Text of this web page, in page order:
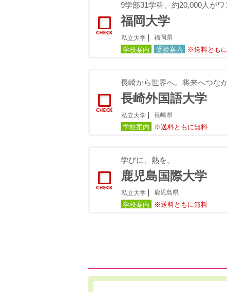
9学部31学科、約20,000人が
福岡大学
私立大学 福岡県
学校案内 受験案内 ※送料とも
長崎から世界へ。将来へつなが
長崎外国語大学
私立大学 長崎県
学校案内 ※送料ともに無料
学びに、熱を。
鹿児島国際大学
私立大学 鹿児島県
学校案内 ※送料ともに無料